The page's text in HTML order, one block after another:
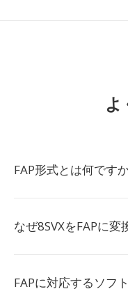
よ
FAP形式とは何です
なぜ8SVXをFAPに変
FAPに対応するソフ